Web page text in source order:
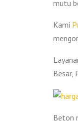
mutu
Kami
Besar,
Beton